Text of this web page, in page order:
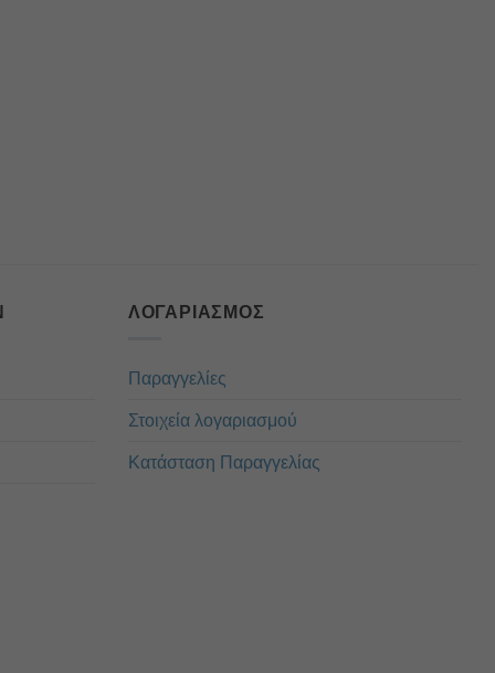
ΛΟΓΑΡΙΑΣΜΌΣ
Παραγγελίες
Στοιχεία λογαριασμού
Κατάσταση Παραγγελίας